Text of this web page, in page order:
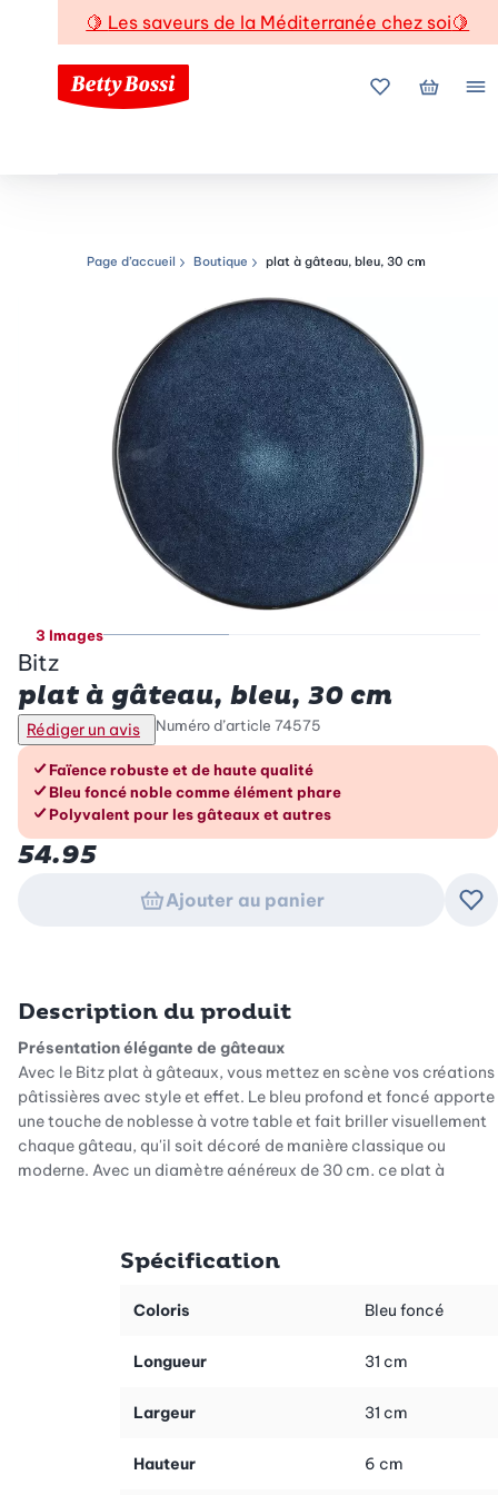
🍋 Les saveurs de la Méditerranée chez soi🍋
Mes favoris
Mon
Chemin de navigation
Page d’accueil Boutique plat à gâteau, bleu, 30 cm
3 Images
Bitz
plat à gâteau, bleu, 30 cm
Rédiger un avis Numéro d’article 74575
Les avantages en un coup d’œil
Faïence robuste et de haute qualité
Bleu foncé noble comme élément phare
Polyvalent pour les gâteaux et autres
54.95
Ajouter au panier
Description du produit
Présentation élégante de gâteaux
Avec le Bitz plat à gâteaux, vous mettez en scène vos créations
pâtissières avec style et effet. Le bleu profond et foncé apporte
une touche de noblesse à votre table et fait briller visuellement
chaque gâteau, qu'il soit décoré de manière classique ou
moderne. Avec un diamètre généreux de 30 cm, ce plat à
pièce maîtresse de chaque célébration, qu’il s’agisse d’un
Le plat est fabriqué en faïence massive, connue pour sa
Ce matériau de haute qualité absorbe facilement les variations
pièce, que vous serviez des desserts réfrigérés ou que vous
Spécification
Coloris Bleu foncé
Longueur 31 cm
Largeur 31 cm
Hauteur 6 cm